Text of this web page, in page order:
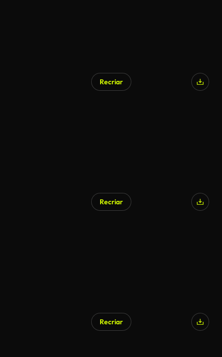
Recriar
Recriar
Recriar